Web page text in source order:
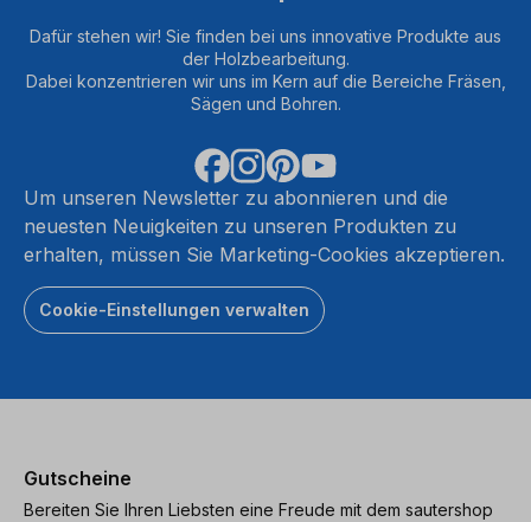
Dafür stehen wir! Sie finden bei uns innovative Produkte aus
der Holzbearbeitung.
Dabei konzentrieren wir uns im Kern auf die Bereiche Fräsen,
Sägen und Bohren.
Um unseren Newsletter zu abonnieren und die
neuesten Neuigkeiten zu unseren Produkten zu
erhalten, müssen Sie Marketing-Cookies akzeptieren.
Cookie-Einstellungen verwalten
Gutscheine
Bereiten Sie Ihren Liebsten eine Freude mit dem sautershop